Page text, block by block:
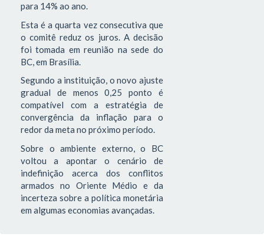
para 14% ao ano.
Esta é a quarta vez consecutiva que
o comitê reduz os juros. A decisão
foi tomada em reunião na sede do
BC, em Brasília.
Segundo a instituição, o novo ajuste
gradual de menos 0,25 ponto é
compatível com a estratégia de
convergência da inflação para o
redor da meta no próximo período.
Sobre o ambiente externo, o BC
voltou a apontar o cenário de
indefinição acerca dos conflitos
armados no Oriente Médio e da
incerteza sobre a política monetária
em algumas economias avançadas.